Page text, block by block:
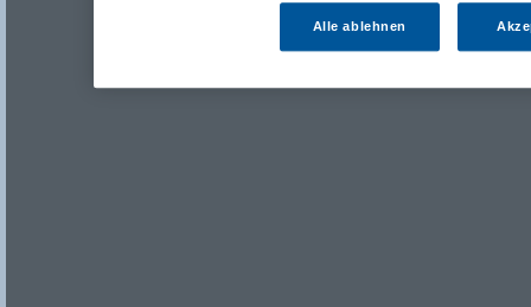
Alle ablehnen